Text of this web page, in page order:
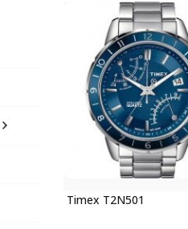
Timex T2N501